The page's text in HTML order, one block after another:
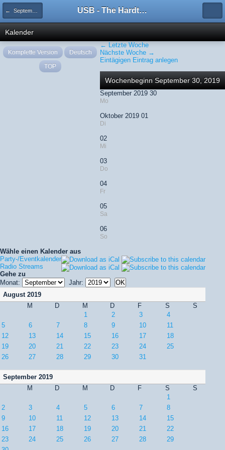
← September 2019 USB - The Hardtechno Family
Kalender
← Letzte Woche
Nächste Woche →
Eintägigen Eintrag anlegen
Wochenbeginn September 30, 2019
September 2019 30
Mo
Oktober 2019 01
Di
02
Mi
03
Do
04
Fr
05
Sa
06
So
Wähle einen Kalender aus
Party-/Eventkalender
Radio Streams
Gehe zu
Monat:
Jahr:
August 2019
M
D M D F S
S
1
2 3
4
5
6 7 8 9 10
11
12
13 14 15 16 17
18
19
20 21 22 23 24
25
26
27 28 29 30 31
September 2019
M
D M D F S
S
1
2
3 4 5 6 7
8
9
10 11 12 13 14
15
16
17 18 19 20 21
22
23
24 25 26 27 28
29
Komplette Version
Deutsch
TOP